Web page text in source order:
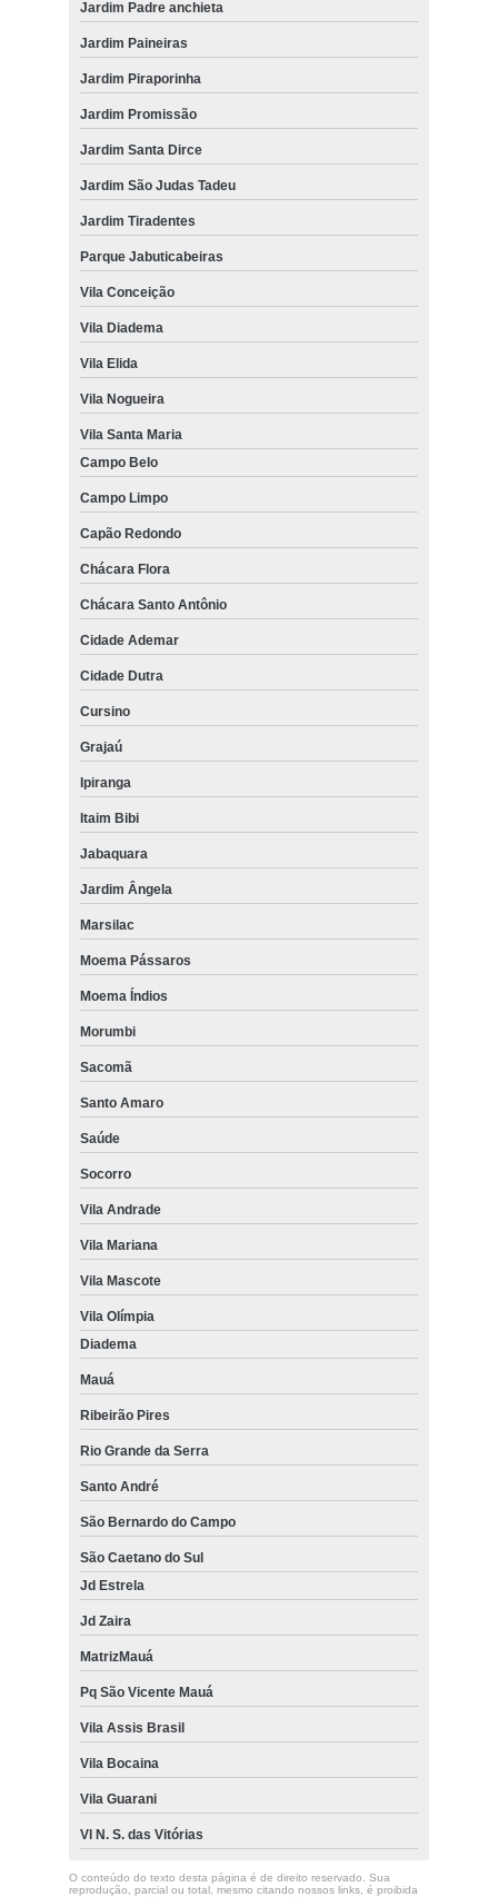
Jardim Padre anchieta
Jardim Paineiras
Jardim Piraporinha
Jardim Promissão
Jardim Santa Dirce
Jardim São Judas Tadeu
Jardim Tiradentes
Parque Jabuticabeiras
Vila Conceição
Vila Diadema
Vila Elida
Vila Nogueira
Vila Santa Maria
Campo Belo
Campo Limpo
Capão Redondo
Chácara Flora
Chácara Santo Antônio
Cidade Ademar
Cidade Dutra
Cursino
Grajaú
Ipiranga
Itaim Bibi
Jabaquara
Jardim Ângela
Marsilac
Moema Pássaros
Moema Índios
Morumbi
Sacomã
Santo Amaro
Saúde
Socorro
Vila Andrade
Vila Mariana
Vila Mascote
Vila Olímpia
Diadema
Mauá
Ribeirão Pires
Rio Grande da Serra
Santo André
São Bernardo do Campo
São Caetano do Sul
Jd Estrela
Jd Zaira
MatrizMauá
Pq São Vicente Mauá
Vila Assis Brasil
Vila Bocaina
Vila Guarani
Vl N. S. das Vitórias
O conteúdo do texto desta página é de direito reservado. Sua
reprodução, parcial ou total, mesmo citando nossos links, é proibida